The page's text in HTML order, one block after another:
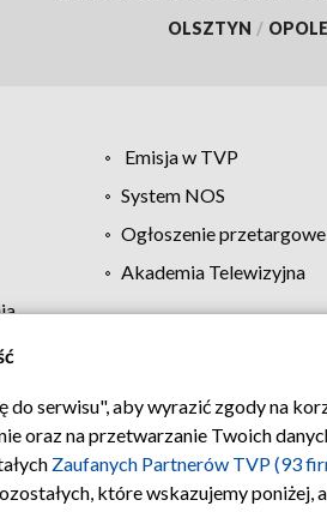
OLSZTYN / OPOLE
Emisja w TVP
System NOS
Ogłoszenie przetargowe
Akademia Telewizyjna
Regulamin TVP Polityka
serwisu", aby wyrazić zgody na
oraz na przetwarzanie Twoich
Zaufanych Partnerów TVP (93
które wskazujemy